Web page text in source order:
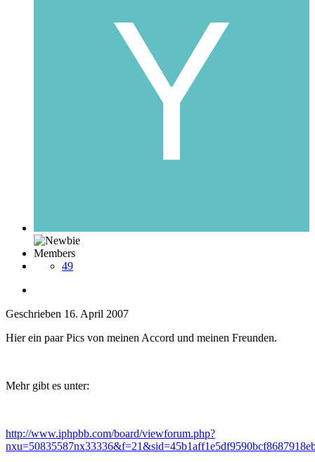
Members
49
Geschrieben 16. April 2007
Hier ein paar Pics von meinen Accord und meinen Freunden.
Mehr gibt es unter:
http://www.iphpbb.com/board/viewforum.php?